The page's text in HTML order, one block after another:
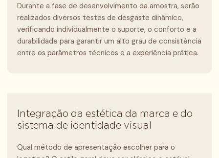
Durante a fase de desenvolvimento da amostra, serão
realizados diversos testes de desgaste dinâmico,
verificando individualmente o suporte, o conforto e a
durabilidade para garantir um alto grau de consistência
entre os parâmetros técnicos e a experiência prática.
Integração da estética da marca e do
sistema de identidade visual
Qual método de apresentação escolher para o